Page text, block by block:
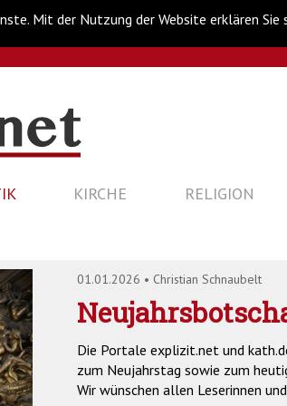
Mit der Nutzung der Website erklären Sie
KIRCHE RELIGION
01.01.2026 • Christian Schnaubelt
Die Portale explizit.net und
zum Neujahrstag sowie zum
Wir wünschen allen Leserinnen